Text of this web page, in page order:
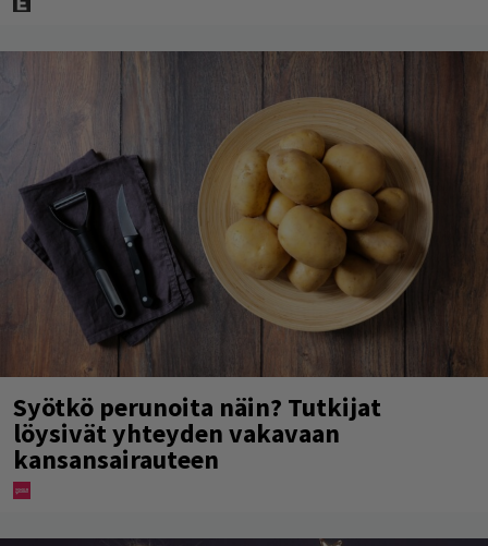
Syötkö perunoita näin? Tutkijat
löysivät yhteyden vakavaan
kansansairauteen